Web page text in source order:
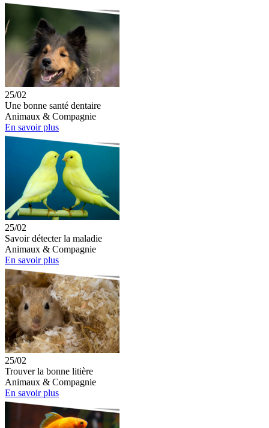
25/02
Une bonne santé dentaire
Animaux & Compagnie
En savoir plus
25/02
Savoir détecter la maladie
Animaux & Compagnie
En savoir plus
25/02
Trouver la bonne litière
Animaux & Compagnie
En savoir plus